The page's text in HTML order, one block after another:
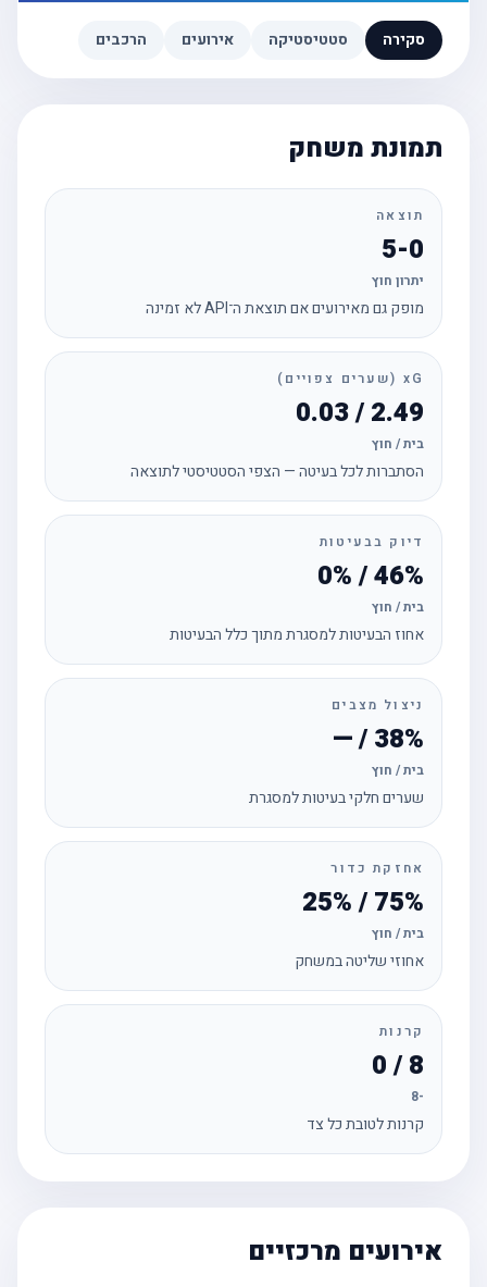
סקירה סטטיסטיקה אירועים הרכבים
תמונת משחק
תוצאה
5-0
יתרון חוץ
מופק גם מאירועים אם תוצאת ה־API לא זמינה
xG (שערים צפויים)
2.49 / 0.03
בית / חוץ
הסתברות לכל בעיטה — הצפי הסטטיסטי לתוצאה
דיוק בבעיטות
46% / 0%
בית / חוץ
אחוז הבעיטות למסגרת מתוך כלל הבעיטות
ניצול מצבים
38% / —
בית / חוץ
שערים חלקי בעיטות למסגרת
אחזקת כדור
75% / 25%
בית / חוץ
אחוזי שליטה במשחק
קרנות
קרנות לטובת כל צד
אירועים מרכזיים